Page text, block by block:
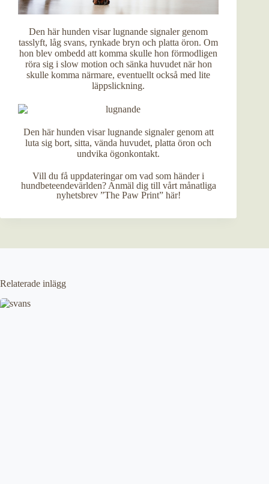
Den här hunden visar lugnande signaler genom
tasslyft, låg svans, rynkade bryn och platta öron. Om
hon blev ombedd att komma skulle hon förmodligen
röra sig i slow motion och sänka huvudet när hon
skulle komma närmare, eventuellt också med lite
läppslickning.
Den här hunden visar lugnande signaler genom att
luta sig bort, sitta, vända huvudet, platta öron och
undvika ögonkontakt.
Vill du få uppdateringar om vad som händer i
hundbeteendevärlden? Anmäl dig till vårt månatliga
nyhetsbrev ”The Paw Print” här!
Relaterade inlägg